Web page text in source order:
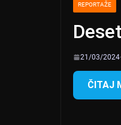
REPORTAŽE
21/03/2024
ČITAJ